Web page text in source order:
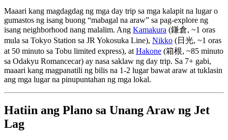
Maaari kang magdagdag ng mga day trip sa mga kalapit na lugar o
gumastos ng isang buong “mabagal na araw” sa pag-explore ng
isang neighborhood nang malalim. Ang Kamakura (鎌倉, ~1 oras
mula sa Tokyo Station sa JR Yokosuka Line), Nikko (日光, ~1 oras
at 50 minuto sa Tobu limited express), at Hakone (箱根, ~85 minuto
sa Odakyu Romancecar) ay nasa saklaw ng day trip. Sa 7+ gabi,
maaari kang magpanatili ng bilis na 1-2 lugar bawat araw at tuklasin
ang mga lugar na pinupuntahan ng mga lokal.
Hatiin ang Plano sa Unang Araw ng Jet
Lag